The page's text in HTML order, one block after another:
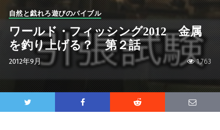
1,763
自然と戯れろ遊びのバイブル
ワールド・フィッシング2012 金属
を釣り上げる？ 第２話
2012年9月